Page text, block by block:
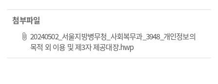
첨부파일
20240502_서울지방병무청_사회복무과_3948_개인정보의
목적 외 이용 및 제3자 제공대장.hwp파일 다운로드